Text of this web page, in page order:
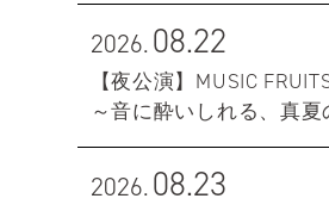
2026.08.22
【夜公演】MUSIC
～音に酔いしれる、真
2026.08.23